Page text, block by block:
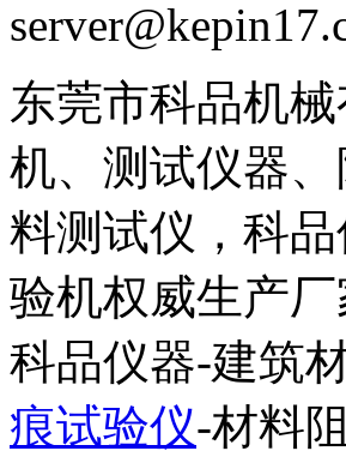
东莞市科品机
机、测试仪器
料测试仪，科
验机权威生产厂
科品仪器-建筑
痕试验仪-材料